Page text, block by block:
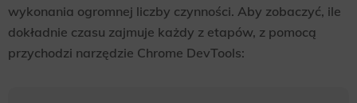
wykonania ogromnej liczby czynności. Aby zobaczyć, ile
dokładnie czasu zajmuje każdy z etapów, z pomocą
przychodzi narzędzie Chrome DevTools: